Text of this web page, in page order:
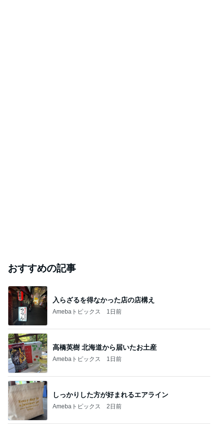
おすすめの記事
入らざるを得なかった店の店構え
Amebaトピックス 1日前
高橋英樹 北海道から届いたお土産
Amebaトピックス 1日前
しっかりした方が好まれるエアライン
Amebaトピックス 2日前